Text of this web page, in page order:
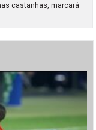
castanhas, marcará